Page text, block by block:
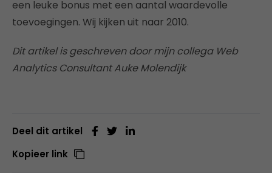
een leuke bonus met een aantal waardevolle
toevoegingen. Wij kijken uit naar 2010.
Dit artikel is geschreven door mijn collega Web
Analytics Consultant Auke Molendijk
Deel dit artikel
Kopieer link